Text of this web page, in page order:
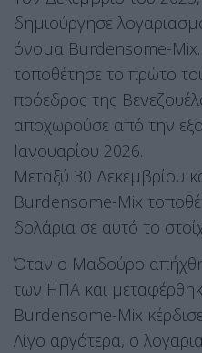
δημιούργησε
όνομα Burdensome-Mix.
τοποθέτησε το πρώτο
πρόεδρος της
αποχωρούσε από την
Ιανουαρίου 2026.
Μεταξύ 30 Δεκεμβρίου
Burdensome-Mix
δολάρια σε αυτό το
Όταν ο Μαδούρο απήχθη
των ΗΠΑ και
Burdensome-Mix
Λίγο αργότερα, ο